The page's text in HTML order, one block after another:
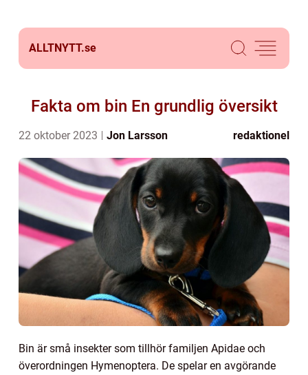
ALLTNYTT.se
Fakta om bin En grundlig översikt
22 oktober 2023 Jon Larsson redaktionel
Bin är små insekter som tillhör familjen Apidae och
överordningen Hymenoptera. De spelar en avgörande